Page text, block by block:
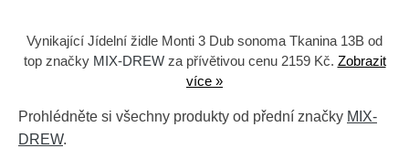
Vynikající Jídelní židle Monti 3 Dub sonoma Tkanina 13B od
top značky MIX-DREWza přívětivou cenu 2159 Kč. Zobrazit
více »
Prohlédněte si všechny produkty od přední značky MIX-
DREW.